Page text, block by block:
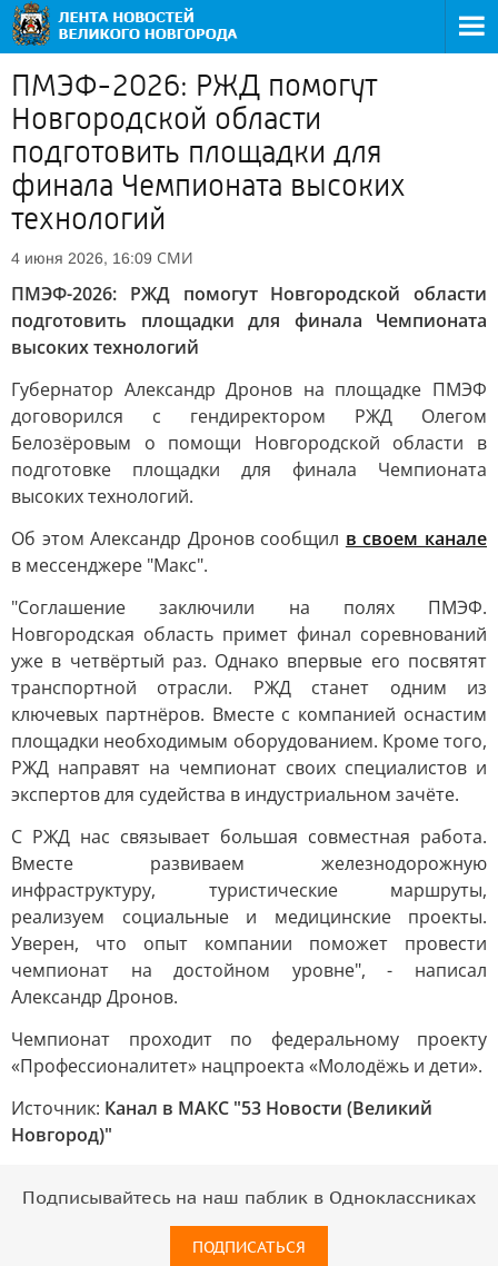
ПМЭФ-2026: РЖД помогут
Новгородской области
подготовить площадки для
финала Чемпионата высоких
технологий
4 июня 2026, 16:09 СМИ
ПМЭФ-2026: РЖД помогут Новгородской области
подготовить площадки для финала Чемпионата
высоких технологий
Губернатор Александр Дронов на площадке ПМЭФ
договорился с гендиректором РЖД Олегом
Белозёровым о помощи Новгородской области в
подготовке площадки для финала Чемпионата
высоких технологий.
Об этом Александр Дронов сообщил в своем канале
в мессенджере "Макс".
"Соглашение заключили на полях ПМЭФ.
Новгородская область примет финал соревнований
уже в четвёртый раз. Однако впервые его посвятят
транспортной отрасли. РЖД станет одним из
ключевых партнёров. Вместе с компанией оснастим
площадки необходимым оборудованием. Кроме того,
РЖД направят на чемпионат своих специалистов и
экспертов для судейства в индустриальном зачёте.
С РЖД нас связывает большая совместная работа.
Вместе развиваем железнодорожную
инфраструктуру, туристические маршруты,
реализуем социальные и медицинские проекты.
Уверен, что опыт компании поможет провести
чемпионат на достойном уровне", - написал
Александр Дронов.
Чемпионат проходит по федеральному проекту
«Профессионалитет» нацпроекта «Молодёжь и дети».
Источник: Канал в МАКС "53 Новости (Великий
Новгород)"
Подписывайтесь на наш паблик в Одноклассниках
ПОДПИСАТЬСЯ